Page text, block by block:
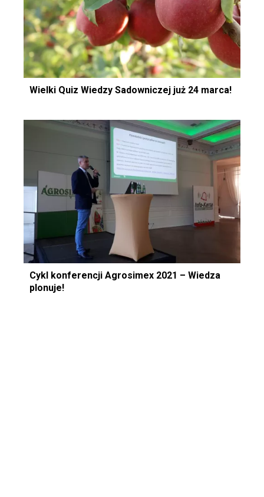
Wielki Quiz Wiedzy Sadowniczej już 24 marca!
Cykl konferencji Agrosimex 2021 – Wiedza
plonuje!